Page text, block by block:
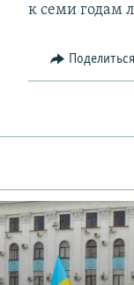
к семи годам
Поделиться